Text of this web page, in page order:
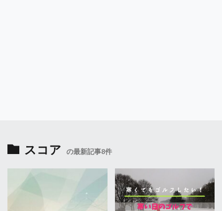
スコア の最新記事8件